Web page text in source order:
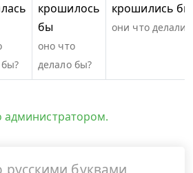
крошилось
бы
оно что
делало бы?
крошились бы
они что делали